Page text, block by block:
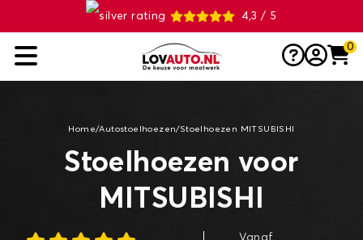
4,3 / 5
0
Home/Autostoelhoezen/ Stoelhoezen MITSUBISHI
Stoelhoezen voor
MITSUBISHI
Vanaf